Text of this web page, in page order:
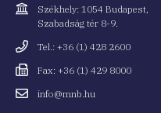
Cím
Székhely: 1054 Budapest,
Szabadság tér 8-9.
Telefonszám
Tel.: +36 (1) 428 2600
Fax
Fax: +36 (1) 429 8000
Emailinfo@mnb.hu